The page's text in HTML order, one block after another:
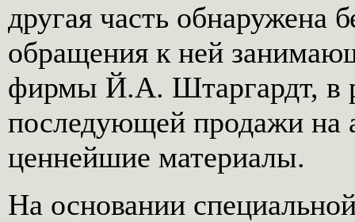
другая часть обнаружена
обращения к ней
фирмы Й.А. Штаргардт, в
последующей продажи на
ценнейшие материалы.
На основании